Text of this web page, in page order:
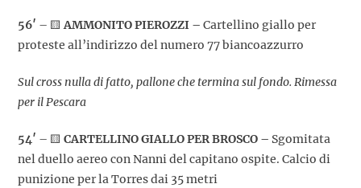
56′ – 🟨AMMONITO PIEROZZI – Cartellino giallo per
proteste all’indirizzo del numero 77 biancoazzurro
Sul cross nulla di fatto, pallone che termina sul fondo. Rimessa
per il Pescara
54′ – 🟨 CARTELLINO GIALLO PER BROSCO – Sgomitata
nel duello aereo con Nanni del capitano ospite. Calcio di
punizione per la Torres dai 35 metri